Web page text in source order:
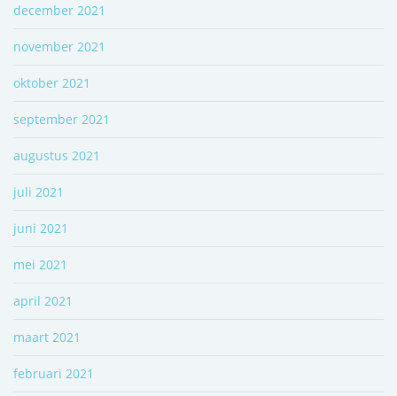
december 2021
november 2021
oktober 2021
september 2021
augustus 2021
juli 2021
juni 2021
mei 2021
april 2021
maart 2021
februari 2021